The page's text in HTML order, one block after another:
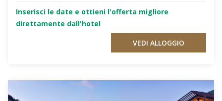
Inserisci le date e ottieni l'offerta migliore
direttamente dall'hotel
VEDI ALLOGGIO